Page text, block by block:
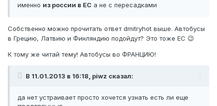
именно из россии в ЕС а не с пересадками
Собственно можно прочитать ответ dmitryhot выше. Автобусы
в Грецию, Латвию и Финляндию подойдут? Это тоже ЕС 😉
К тому же читай тему! Автобусы во ФРАНЦИЮ!
В 11.01.2013 в 16:18, piwz сказал:
да нет устраивает просто хочется узнать есть ли еще